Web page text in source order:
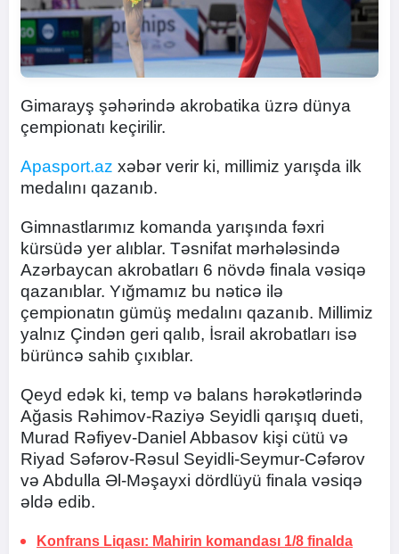
Gimarayş şəhərində akrobatika üzrə dünya
çempionatı keçirilir.
Apasport.az xəbər verir ki, millimiz yarışda ilk
medalını qazanıb.
Gimnastlarımız komanda yarışında fəxri
kürsüdə yer alıblar. Təsnifat mərhələsində
Azərbaycan akrobatları 6 növdə finala vəsiqə
qazanıblar. Yığmamız bu nəticə ilə
çempionatın gümüş medalını qazanıb. Millimiz
yalnız Çindən geri qalıb, İsrail akrobatları isə
bürüncə sahib çıxıblar.
Qeyd edək ki, temp və balans hərəkətlərində
Ağasis Rəhimov-Raziyə Seyidli qarışıq dueti,
Murad Rəfiyev-Daniel Abbasov kişi cütü və
Riyad Səfərov-Rəsul Seyidli-Seymur-Cəfərov
və Abdulla Əl-Məşayxi dördlüyü finala vəsiqə
əldə edib.
Konfrans Liqası: Mahirin komandası 1/8 finalda